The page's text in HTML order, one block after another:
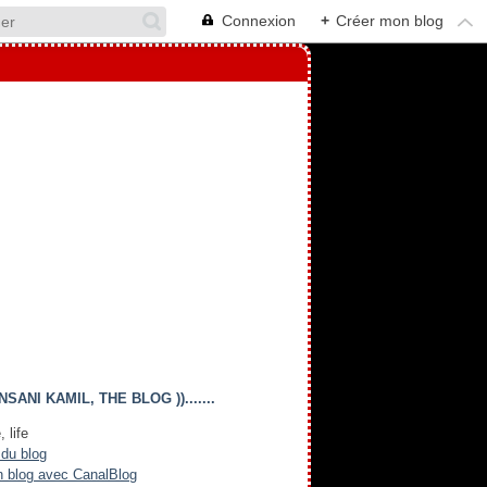
Connexion + Créer mon blog
KAMIL, THE BLOG )).......
life
blog
blog avec CanalBlog